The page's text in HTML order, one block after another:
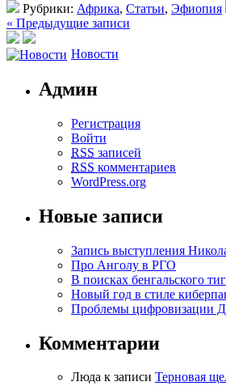
Рубрики: Африка, Статьи, Эфиопия
« Предыдущие записи
Новости
Админ
Регистрация
Войти
RSS записей
RSS комментариев
WordPress.org
Новые записи
Запись выступления
Про Анголу в РГО
В поисках бенгальского
Новый год в стиле
Проблемы цифровизации
Комментарии
Люда к записи Терновая